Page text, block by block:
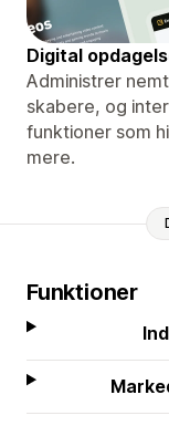
Digital
Administrer
skabere, og
funktioner som
mere.
Funktioner